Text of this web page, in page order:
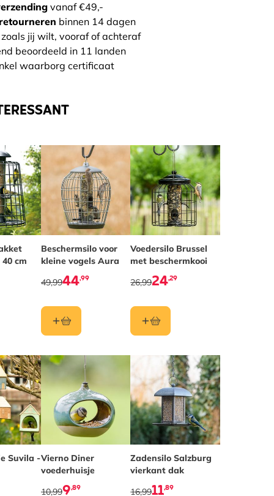
vanaf €49,-
binnen 14 dagen
jij wilt, vooraf of achteraf
beoordeeld in 11 landen
waarborg certificaat
cm
Beschermsilo voor
kleine vogels Aura
44,99
49,99
Voedersilo Brussel
met beschermkooi
24,29
26,99
Suvila - van de gekozen opties op de productpagina
Vierno Diner
voederhuisje
,89
10,99
Zadensilo Salzburg
vierkant dak
,89
16,99